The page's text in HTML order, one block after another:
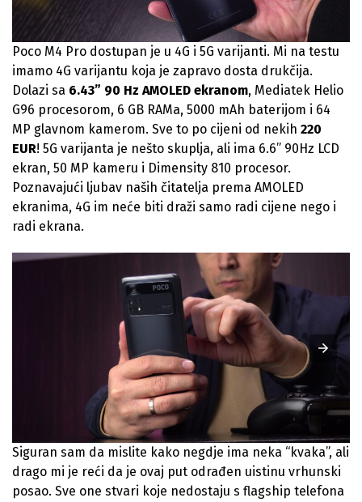
Poco M4 Pro dostupan je u 4G i 5G varijanti. Mi na testu
imamo 4G varijantu koja je zapravo dosta drukčija.
Dolazi sa 6.43” 90 Hz AMOLED ekranom, Mediatek Helio
G96 procesorom, 6 GB RAMa, 5000 mAh baterijom i 64
MP glavnom kamerom. Sve to po cijeni od nekih 220
EUR! 5G varijanta je nešto skuplja, ali ima 6.6” 90Hz LCD
ekran, 50 MP kameru i Dimensity 810 procesor.
Poznavajući ljubav naših čitatelja prema AMOLED
ekranima, 4G im neće biti draži samo radi cijene nego i
radi ekrana.
Siguran sam da mislite kako negdje ima neka “kvaka”, ali
drago mi je reći da je ovaj put odrađen uistinu vrhunski
posao. Sve one stvari koje nedostaju s flagship telefona